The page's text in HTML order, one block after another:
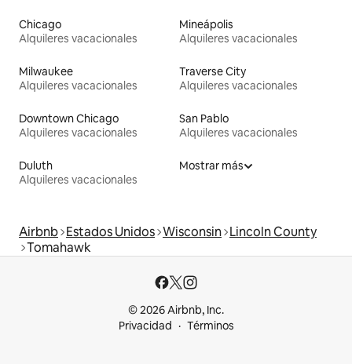
Chicago
Alquileres vacacionales
Mineápolis
Alquileres vacacionales
Milwaukee
Alquileres vacacionales
Traverse City
Alquileres vacacionales
Downtown Chicago
Alquileres vacacionales
San Pablo
Alquileres vacacionales
Duluth
Alquileres vacacionales
Mostrar más
Airbnb Estados Unidos Wisconsin Lincoln County
Tomahawk
© 2026 Airbnb, Inc.
Privacidad
Términos